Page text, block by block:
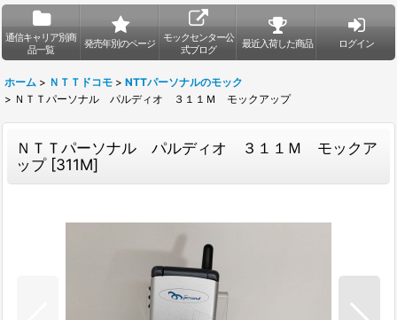
通信キャリア別商
品一覧
発売年別のページ
モックセンター公
式ブログ
最近入荷した商品 ログイン
ホーム > ＮＴＴドコモ > NTTパーソナルのモック
> ＮＴＴパーソナル パルディオ ３１１Ｍ モックアップ
ＮＴＴパーソナル パルディオ ３１１Ｍ モックア
ップ [311M]